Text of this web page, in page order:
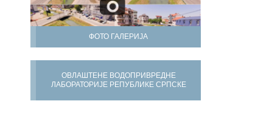
ФОТО ГАЛЕРИЈА
ОВЛАШТЕНЕ ВОДОПРИВРЕДНЕ
ЛАБОРАТОРИЈЕ РЕПУБЛИКЕ СРПСКЕ